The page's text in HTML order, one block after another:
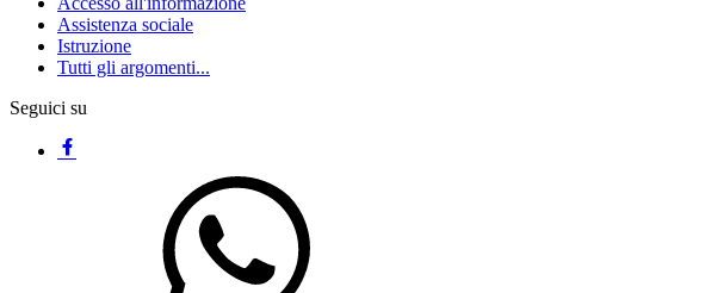
Assistenza sociale
Istruzione
Tutti gli argomenti...
Seguici su